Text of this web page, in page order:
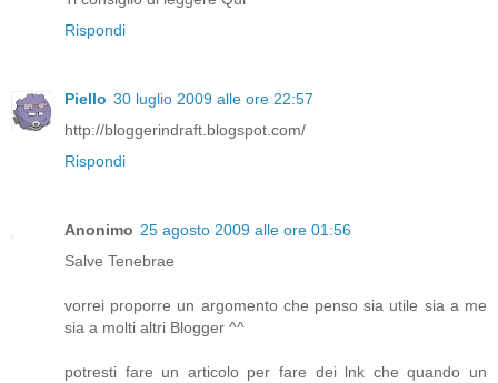
Rispondi
Piello 30 luglio 2009 alle ore 22:57
http://bloggerindraft.blogspot.com/
Rispondi
Anonimo 25 agosto 2009 alle ore 01:56
Salve Tenebrae
vorrei proporre un argomento che penso sia utile sia a me
sia a molti altri Blogger ^^
potresti fare un articolo per fare dei lnk che quando un